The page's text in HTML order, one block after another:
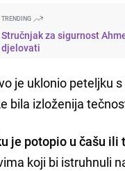
TRENDING
Stručnjak za sigurnost
djelovati
je uklonio peteljku
bila izloženija
je potopio u čašu ili
koji bi istruhnuli